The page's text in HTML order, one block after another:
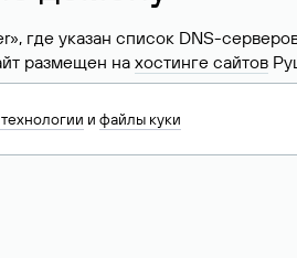
где указан список DNS-
размещен на хостинге сайтов
сайта. Иногда
и файлы куки